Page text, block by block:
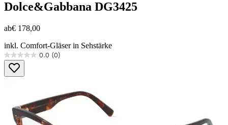
Dolce&Gabbana DG3425
ab€ 178,00
inkl. Comfort-Gläser in Sehstärke
0.0 (0)
0.0
von
5